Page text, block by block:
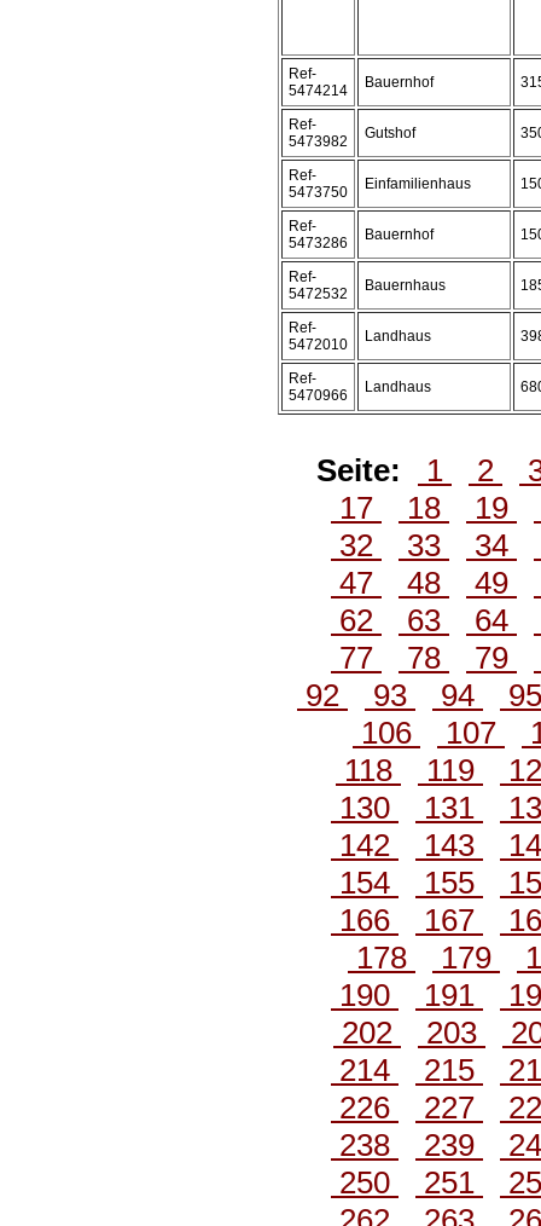
Ref-
5474214
Bauernhof
Ref-
5473982
Gutshof
Ref-
5473750
Einfamilienhaus
Ref-
5473286
Bauernhof
Ref-
5472532
Bauernhaus
Ref-
5472010
Landhaus
Ref-
5470966
Landhaus
Seite: 1 2
17
18 19
32
33 34
47
48 49
62
63 64
77
78 79
92
93 94
106
107
118
119
130
131
142
143
154
155
166
167
178
179
190
191
202
203
214
215
226
227
238
239
250
251